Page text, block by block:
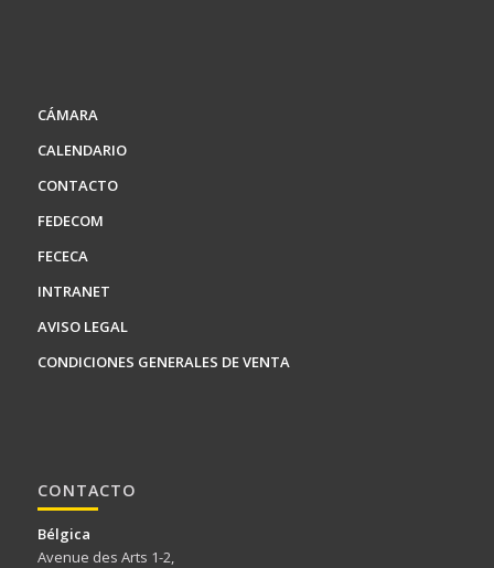
CÁMARA
CALENDARIO
CONTACTO
FEDECOM
FECECA
INTRANET
AVISO LEGAL
CONDICIONES GENERALES DE VENTA
CONTACTO
Bélgica
Avenue des Arts 1-2,